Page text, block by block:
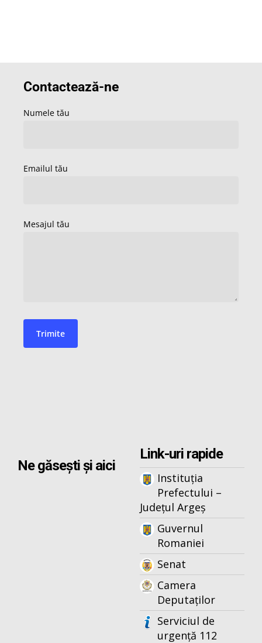
Ne găsești și aici
Link-uri rapide
Instituția
Prefectului –
Județul Argeș
Guvernul
Romaniei
Senat
Camera
Deputaților
Serviciul de
urgență 112